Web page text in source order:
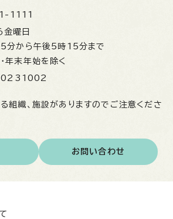
1111
金曜日
分から午後5時15分まで
年末年始を除く
組織、施設がありますのでご注意くださ
お問い合わせ